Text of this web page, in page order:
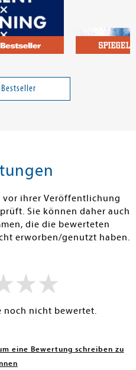
x Training x
vor ihrer Veröffentlichung
Sie können daher auch
die die bewerteten
erworben/genutzt haben.
noch nicht bewertet.
eine Bewertung schreiben zu